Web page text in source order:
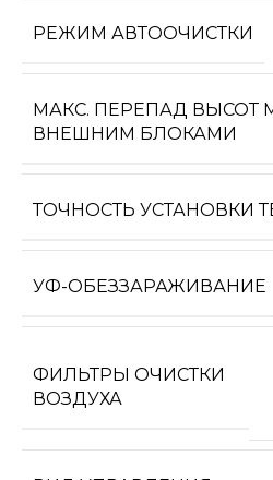
РЕЖИМ АВТООЧИСТКИ
МАКС. ПЕРЕПАД ВЫСОТ
ВНЕШНИМ БЛОКАМИ
ТОЧНОСТЬ УСТАНОВКИ
УФ-ОБЕЗЗАРАЖИВАНИЕ
ФИЛЬТРЫ ОЧИСТКИ
ВОЗДУХА